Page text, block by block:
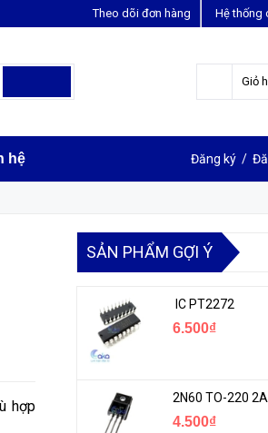
Hệ thống
Theo dõi đơn hàng
Giỏ
hệ Đăng ký /
hợp
LIÊN HỆ ĐẶT
SẢN PHẨM GỢI Ý
IC PT2272
6.500₫
4.500₫